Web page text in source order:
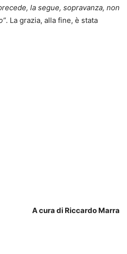
la segue, sopravanza, non
. La grazia, alla fine, è stata
A cura di Riccardo Marra